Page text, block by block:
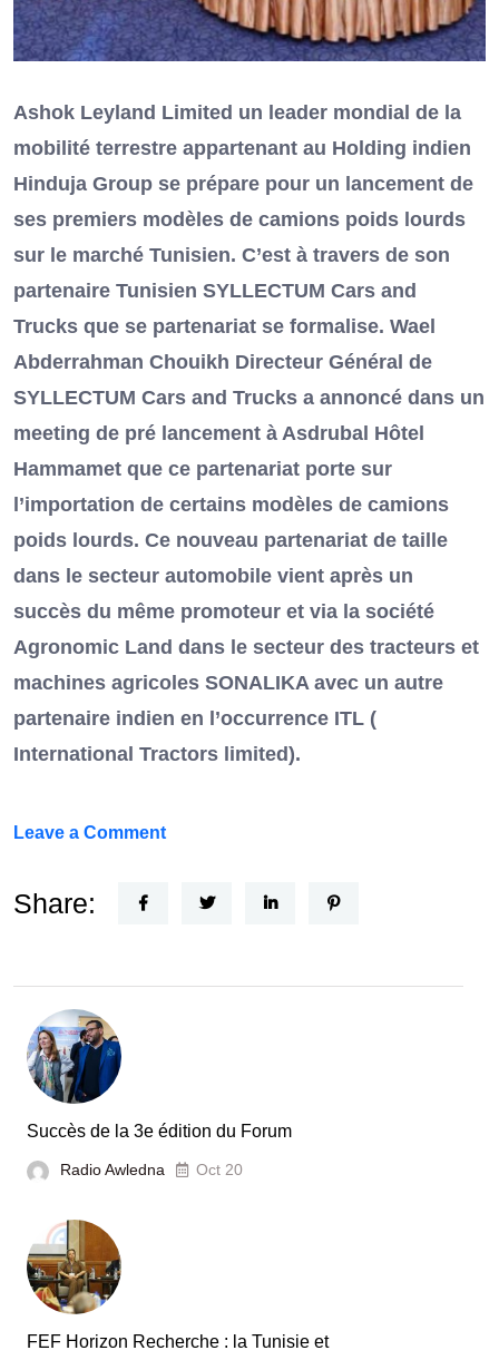
Ashok Leyland Limited un leader mondial de la
mobilité terrestre appartenant au Holding indien
Hinduja Group se prépare pour un lancement de
ses premiers modèles de camions poids lourds
sur le marché Tunisien. C’est à travers de son
partenaire Tunisien SYLLECTUM Cars and
Trucks que se partenariat se formalise. Wael
Abderrahman Chouikh Directeur Général de
SYLLECTUM Cars and Trucks a annoncé dans un
meeting de pré lancement à Asdrubal Hôtel
Hammamet que ce partenariat porte sur
l’importation de certains modèles de camions
poids lourds. Ce nouveau partenariat de taille
dans le secteur automobile vient après un
succès du même promoteur et via la société
Agronomic Land dans le secteur des tracteurs et
machines agricoles SONALIKA avec un autre
partenaire indien en l’occurrence ITL (
International Tractors limited).
Leave a Commenton
Nouvel
le
Tunisie
Share:
Succès de la 3e édition du Forum
Radio Awledna Oct 20
FEF Horizon Recherche : la Tunisie et